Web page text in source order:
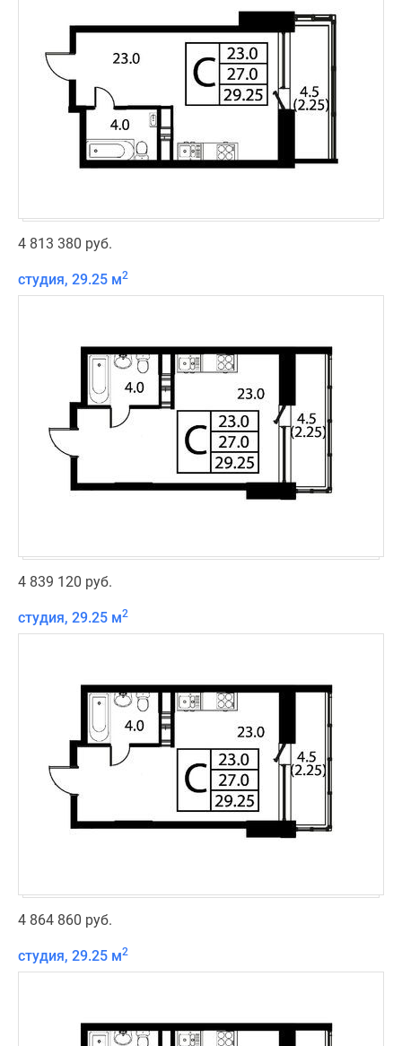
4 813 380 руб.
студия, 29.25 м2
4 839 120 руб.
студия, 29.25 м2
4 864 860 руб.
студия, 29.25 м2